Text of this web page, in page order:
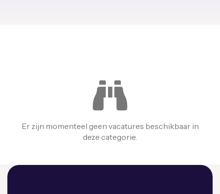
Er zijn momenteel geen vacatures beschikbaar in
deze categorie.